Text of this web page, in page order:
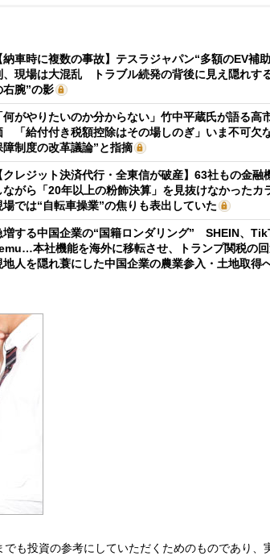
納車時に複数の事故】テスラジャパン“多額のEV補
、現場は大混乱 トラブル続発の背後に見え隠れす
右腕”の影
何がやりたいのか分からない」竹中平蔵氏が語る高
「給付付き税額控除はその場しのぎ」いま不可欠
障制度の改革議論”と指摘
クレジット決済代行・全東信が破産】63社もの金融
ながら「20年以上の粉飾決算」を見抜けなかった
場では“自転車操業”の焦りも表出していた
増する中国企業の“国籍ロンダリング” SHEIN、
本社機能を海外に移転させ、トランプ関税の
地人を隠れ蓑にした中国企業の農業参入・土地取得
も投資の参考にしていただくためのものであり、